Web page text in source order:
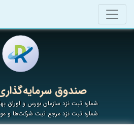
صندوق
شماره ثبت نزد سازمان بورس و اوراق
شماره ثبت نزد مرجع ثبت شرکت‌ها و